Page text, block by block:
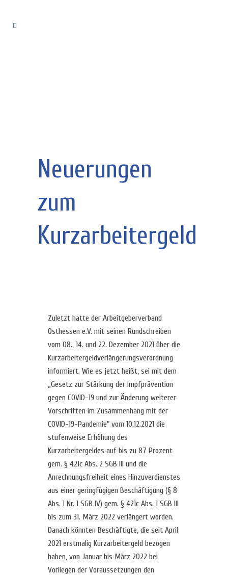
Neuerungen
zum
Kurzarbeitergeld
Zuletzt hatte der Arbeitgeberverband
Osthessen e.V. mit seinen Rundschreiben
vom 08., 14. und 22. Dezember 2021 über die
Kurzarbeitergeldverlängerungsverordnung
informiert. Wie es jetzt heißt, sei mit dem
„Gesetz zur Stärkung der Impfprävention
gegen COVID-19 und zur Änderung weiterer
Vorschriften im Zusammenhang mit der
COVID-19-Pandemie“ vom 10.12.2021 die
stufenweise Erhöhung des
Kurzarbeitergeldes auf bis zu 87 Prozent
gem. § 421c Abs. 2 SGB III und die
Anrechnungsfreiheit eines Hinzuverdienstes
aus einer geringfügigen Beschäftigung (§ 8
Abs. 1 Nr. 1 SGB IV) gem. § 421c Abs. 1 SGB III
bis zum 31. März 2022 verlängert worden.
Danach könnten Beschäftigte, die seit April
2021 erstmalig Kurzarbeitergeld bezogen
haben, von Januar bis März 2022 bei
Vorliegen der Voraussetzungen den